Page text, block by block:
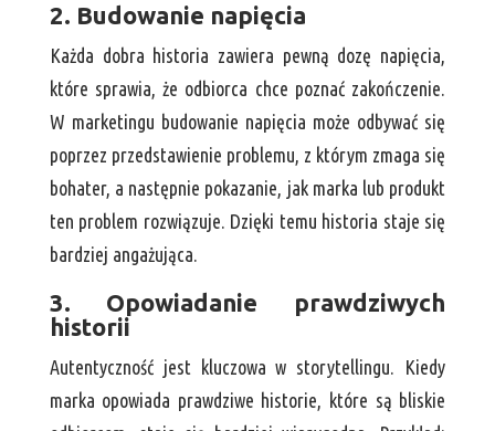
2. Budowanie napięcia
Każda dobra historia zawiera pewną dozę napięcia,
które sprawia, że odbiorca chce poznać zakończenie.
W marketingu budowanie napięcia może odbywać się
poprzez przedstawienie problemu, z którym zmaga się
bohater, a następnie pokazanie, jak marka lub produkt
ten problem rozwiązuje. Dzięki temu historia staje się
bardziej angażująca.
3. Opowiadanie prawdziwych
historii
Autentyczność jest kluczowa w storytellingu. Kiedy
marka opowiada prawdziwe historie, które są bliskie